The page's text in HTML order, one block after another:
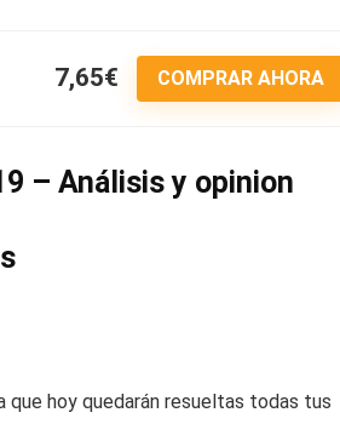
7,65€ COMPRAR AHORA
– Análisis y opinion
hoy quedarán resueltas todas tus